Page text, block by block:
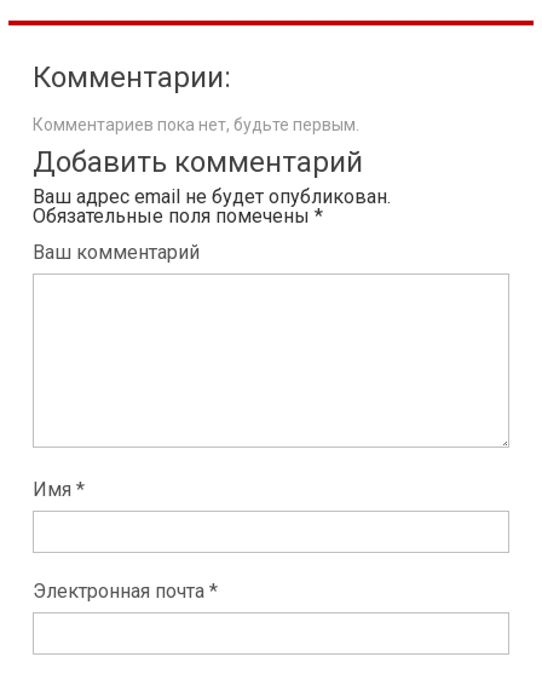
Комментарии:
Комментариев пока нет, будьте первым.
Добавить комментарий
Ваш адрес email не будет опубликован.
Обязательные поля помечены *
Ваш комментарий
Имя *
Электронная почта *